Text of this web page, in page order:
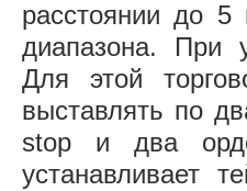
расстоянии до 5
диапазона. При
Для этой
выставлять по
stop и два
устанавливает